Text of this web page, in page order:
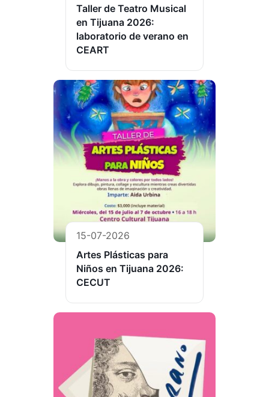
Taller de Teatro Musical
en Tijuana 2026:
laboratorio de verano en
CEART
15-07-2026
Artes Plásticas para
Niños en Tijuana 2026:
CECUT